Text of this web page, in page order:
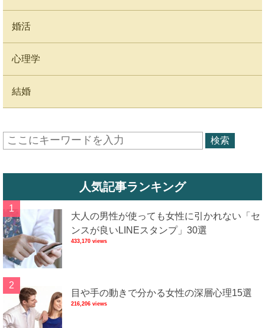
婚活
心理学
結婚
人気記事ランキング
大人の男性が使っても女性に引かれない「セ
ンスが良いLINEスタンプ」30選
433,170 views
目や手の動きで分かる女性の深層心理15選
216,206 views